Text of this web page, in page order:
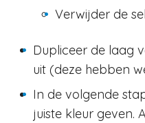
Verwijder de
Dupliceer de laag
uit (deze hebben
In de volgende
juiste kleur geven.